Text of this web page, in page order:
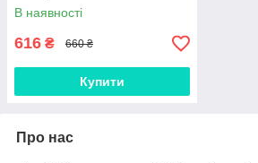
В наявності
616 ₴ 660 ₴
Купити
Про нас